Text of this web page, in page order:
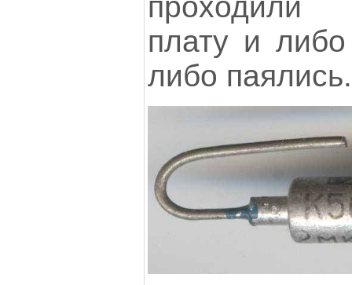
плату и либо
либо паялись.